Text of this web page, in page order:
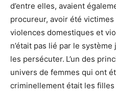
d’entre elles, avaient
procureur, avoir été victimes
violences domestiques et
n’était pas lié par le
les persécuter. L’un des
univers de femmes qui ont
criminellement était les